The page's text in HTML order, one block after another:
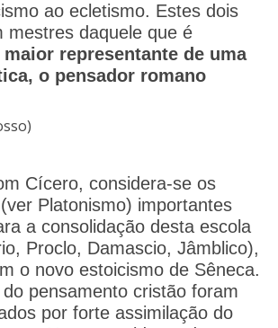
ao ecletismo. Estes dois
mestres daquele que é
maior representante de uma
o pensador romano
Cícero, considera-se os
Platonismo) importantes
a consolidação desta escola
Proclo, Damascio, Jâmblico),
o novo estoicismo de Sêneca.
pensamento cristão foram
por forte assimilação do